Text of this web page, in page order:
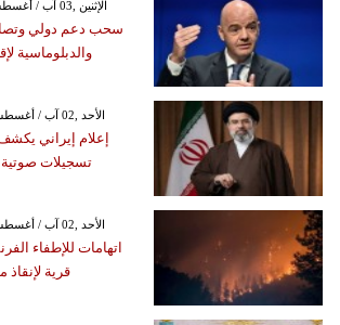
GMT 19:04 2026 الإثنين ,03 آب / أغسطس
سحب دعم دولي
والدبلوماسية
GMT 11:08 2026 الأحد ,02 آب / أغسطس
إعلام إيراني
تسجيلات
GMT 22:02 2026 الأحد ,02 آب / أغسطس
اتهامات للإطفاء
قرية لإنقاذ